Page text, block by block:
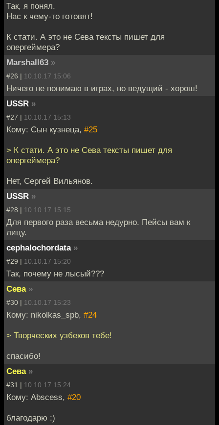
Так, я понял.
Нас к чему-то готовят!
К стати. А это не Сева тексты пишет для
опергеймера?
Marshall63 »
#26 | 10.10.17 15:06
Ничего не понимаю в играх, но ведущий - хорош!
USSR »
#27 | 10.10.17 15:13
Кому: Сын кузнеца, #25
> К стати. А это не Сева тексты пишет для
опергеймера?
Нет, Сергей Вильянов.
USSR »
#28 | 10.10.17 15:15
Для первого раза весьма недурно. Пейсы вам к
лицу.
cephalochordata »
#29 | 10.10.17 15:20
Так, почему не лысый???
Сева »
#30 | 10.10.17 15:23
Кому: nikolkas_spb, #24
> Творческих узбеков тебе!
спасибо!
Сева »
#31 | 10.10.17 15:24
Кому: Abscess, #20
благодарю :)